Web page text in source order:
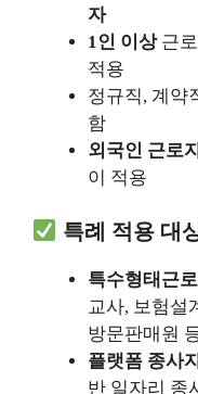
자
1인 이상근로
적용
정규직, 계약
함
외국인 근로
이 적용
특례 적용 대
특수형태근
교사, 보험설
방문판매원
플랫폼 종사
반 일자리 종